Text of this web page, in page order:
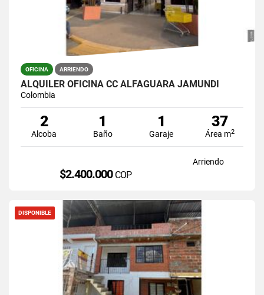
OFICINA ARRIENDO
ALQUILER OFICINA CC ALFAGUARA JAMUNDI
Colombia
2
Alcoba
1
Baño
1
Garaje
37
Área m2
Arriendo
$2.400.000 COP
DISPONIBLE